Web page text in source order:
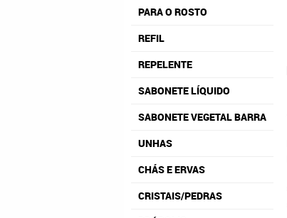
PARA O ROSTO
REFIL
REPELENTE
SABONETE LÍQUIDO
SABONETE VEGETAL BARRA
UNHAS
CHÁS E ERVAS
CRISTAIS/PEDRAS